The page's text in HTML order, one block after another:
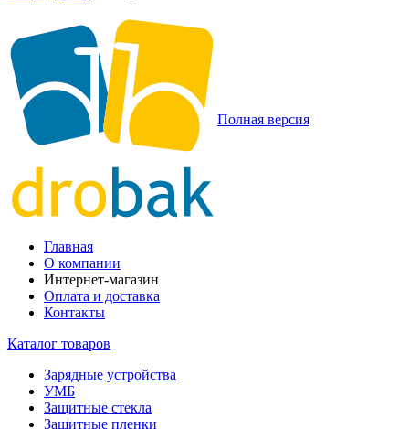
Полная версия
Главная
О компании
Интернет-магазин
Оплата и доставка
Контакты
Каталог товаров
Зарядные устройства
УМБ
Защитные стекла
Защитные пленки